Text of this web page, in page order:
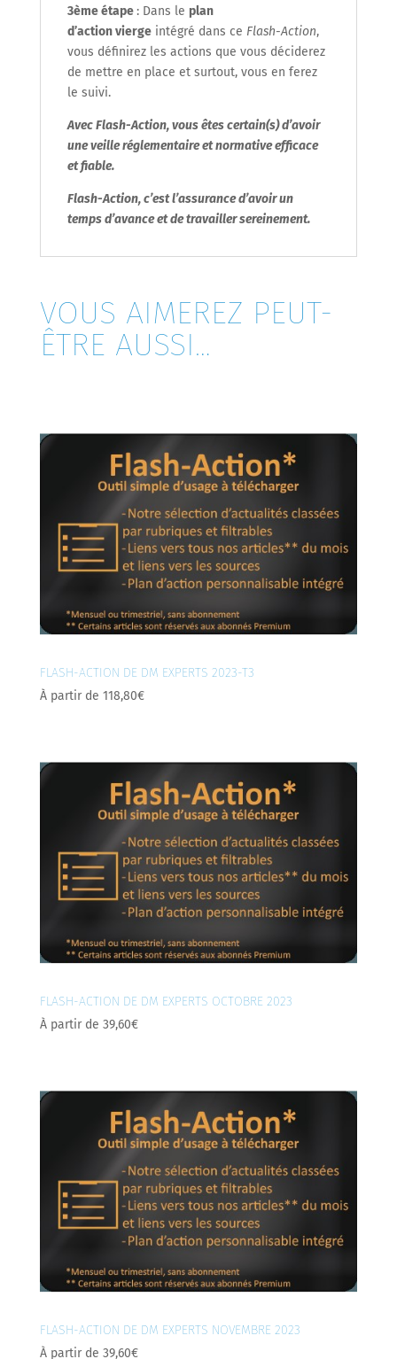
3èmeétape : Dans le plan
d’action viergeintégré dans ce Flash-Action,
vous définirez les actions que vous déciderez
de mettre en place et surtout, vous en ferez
le suivi.
Avec Flash-Action, vous êtes certain(s) d’avoir
une veille réglementaire et normative efficace
et fiable.
Flash-Action, c’est l’assurance d’avoir un
temps d’avance et de travailler sereinement.
VOUS AIMEREZ PEUT-
ÊTRE AUSSI…
FLASH-ACTION DE DM EXPERTS 2023-T3
À partir de 118,80€
FLASH-ACTION DE DM EXPERTS OCTOBRE 2023
À partir de 39,60€
FLASH-ACTION DE DM EXPERTS NOVEMBRE 2023
À partir de 39,60€